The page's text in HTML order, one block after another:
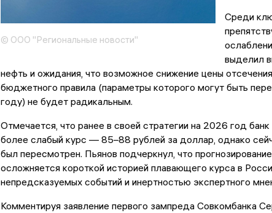
© ООО "Региональные новости"
Среди
выделил
нефть и ожидания, что возможное снижение цены
бюджетного правила (параметры которого могут быть
году) не будет радикальным.
Отмечается, что ранее в своей стратегии на 2026 год банк
более слабый курс — 85–88 рублей за доллар, однако
был пересмотрен. Пьянов подчеркнул, что
осложняется короткой историей плавающего курса в
непредсказуемых событий и инертностью экспертного
Комментируя заявление первого зампреда Совкомбанка